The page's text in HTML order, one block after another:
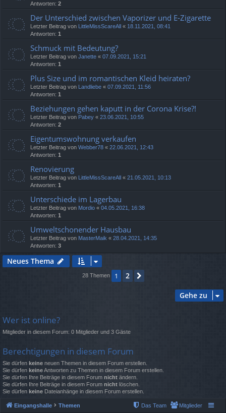
Antworten: 2
Der Unterschied zwischen Vaporizer und E-Zigarette
Letzter Beitrag von LittleMissScareAll « 18.11.2021, 08:41
Antworten: 1
Schmuck mit Bedeutung?
Letzter Beitrag von Janette « 07.09.2021, 15:21
Antworten: 1
Plus Size und im romantischen Kleid heiraten?
Letzter Beitrag von Landliebe « 07.09.2021, 11:56
Antworten: 1
Beziehungen gehen kaputt in der Corona Krise?!
Letzter Beitrag von Pabey « 23.06.2021, 10:55
Antworten: 2
Eigentumswohnung verkaufen
Letzter Beitrag von Webber78 « 22.06.2021, 12:43
Antworten: 1
Renovierung
Letzter Beitrag von LittleMissScareAll « 21.05.2021, 10:13
Antworten: 1
Unterschiede im Lagerbau
Letzter Beitrag von Mordio « 04.05.2021, 16:38
Antworten: 1
Umweltschonender Hausbau
Letzter Beitrag von MasterMaik « 28.04.2021, 14:35
Antworten: 3
Neues Thema
28 Themen 1 2
Gehe zu
Wer ist online?
Mitglieder in diesem Forum: 0 Mitglieder und 3 Gäste
Berechtigungen in diesem Forum
Sie dürfen keine neuen Themen in diesem Forum erstellen.
Sie dürfen keineAntworten zu Themen in diesem Forum erstellen.
Sie dürfen Ihre Beiträge in diesem Forum nicht ändern.
Sie dürfen Ihre Beiträge in diesem Forum nicht löschen.
Sie dürfen keine Dateianhänge in diesem Forum erstellen.
Eingangshalle Themen Mitglieder
Das Team